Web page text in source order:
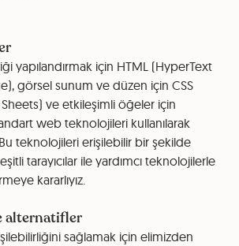
yapılandırmak için HTML (HyperText
görsel sunum ve düzen için CSS
ve etkileşimli öğeler için
web teknolojileri kullanılarak
teknolojileri erişilebilir bir şekilde
tarayıcılar ile yardımcı teknolojilerle
kararlıyız.
alternatifler
sağlamak için elimizden